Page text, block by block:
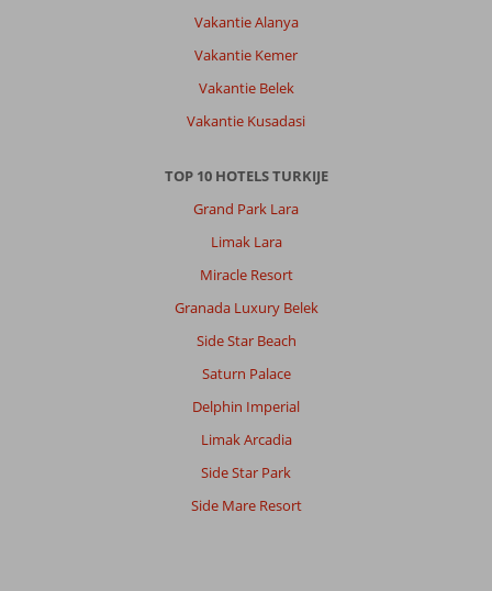
Vakantie Alanya
Vakantie Kemer
Vakantie Belek
Vakantie Kusadasi
TOP 10 HOTELS TURKIJE
Grand Park Lara
Limak Lara
Miracle Resort
Granada Luxury Belek
Side Star Beach
Saturn Palace
Delphin Imperial
Limak Arcadia
Side Star Park
Side Mare Resort